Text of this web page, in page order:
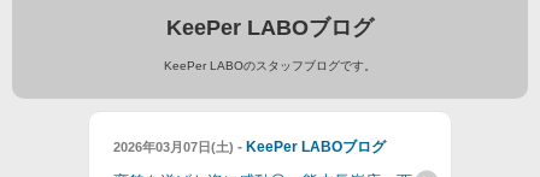
KeePer LABOブログ
KeePer LABOのスタッフブログです。
2026年03月07日(土) - KeePer LABOブログ